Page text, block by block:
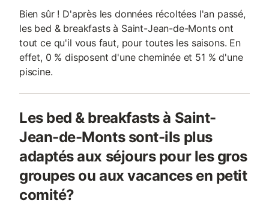
Bien sûr ! D'après les données récoltées l'an passé,
les bed & breakfasts à Saint-Jean-de-Monts ont
tout ce qu'il vous faut, pour toutes les saisons. En
effet, 0 % disposent d'une cheminée et 51 % d'une
piscine.
Les bed & breakfasts à Saint-
Jean-de-Monts sont-ils plus
adaptés aux séjours pour les gros
groupes ou aux vacances en petit
comité?